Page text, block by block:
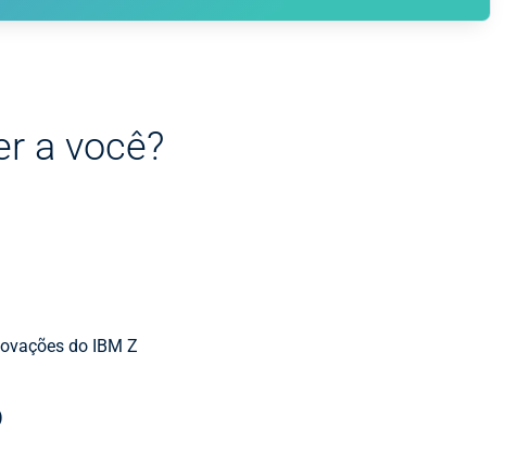
a você?
do IBM Z